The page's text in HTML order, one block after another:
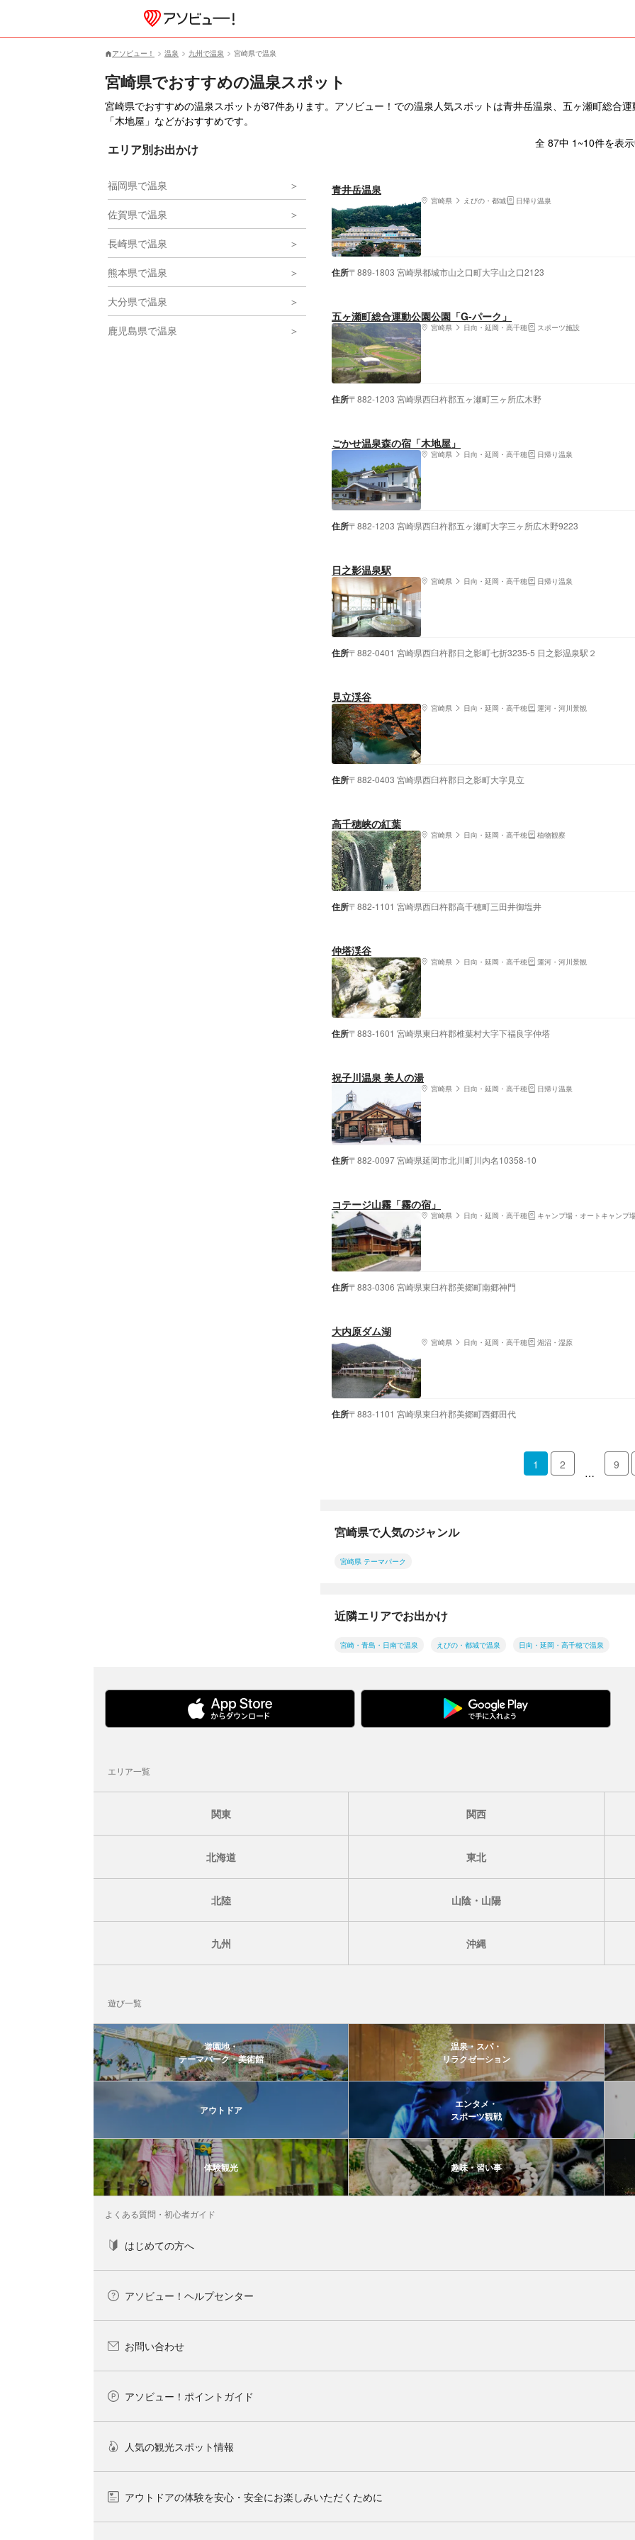
アソビュー！ 温泉 九州で温泉 宮崎県で温泉
宮崎県でおすすめの温泉スポット
宮崎県でおすすめの温泉スポットが87件あります。アソビュー！での温泉人気スポットは青井岳温泉、五ヶ瀬町総合
「木地屋」などがおすすめです。
全 87中 1~10件を表
青井岳温泉
宮崎県 えびの・都城 日帰り温泉
住所〒889-1803 宮崎県都城市山之口町大字山之口2123
五ヶ瀬町総合運動公園公園「G-パーク」
宮崎県 日向・延岡・高千穂 スポーツ施設
住所〒882-1203 宮崎県西臼杵郡五ヶ瀬町三ヶ所広木野
ごかせ温泉森の宿「木地屋」
宮崎県 日向・延岡・高千穂 日帰り温泉
住所〒882-1203 宮崎県西臼杵郡五ヶ瀬町大字三ヶ所広木野9223
日之影温泉駅
宮崎県 日向・延岡・高千穂 日帰り温泉
住所〒882-0401 宮崎県西臼杵郡日之影町七折3235-5 日之影温泉駅２
見立渓谷
宮崎県 日向・延岡・高千穂 運河・河川景観
住所〒882-0403 宮崎県西臼杵郡日之影町大字見立
高千穂峡の紅葉
宮崎県 日向・延岡・高千穂 植物観察
住所〒882-1101 宮崎県西臼杵郡高千穂町三田井御塩井
仲塔渓谷
宮崎県 日向・延岡・高千穂 運河・河川景観
住所〒883-1601 宮崎県東臼杵郡椎葉村大字下福良字仲塔
祝子川温泉 美人の湯
宮崎県 日向・延岡・高千穂 日帰り温泉
住所〒882-0097 宮崎県延岡市北川町川内名10358-10
コテージ山霧「霧の宿」
宮崎県 日向・延岡・高千穂 キャンプ場・オートキャンプ
住所〒883-0306 宮崎県東臼杵郡美郷町南郷神門
大内原ダム湖
宮崎県 日向・延岡・高千穂 湖沼・湿原
住所〒883-1101 宮崎県東臼杵郡美郷町西郷田代
1 2
…
9
宮崎県で人気のジャンル
宮崎県 テーマパーク
近隣エリアでお出かけ
宮崎・青島・日南で温泉 えびの・都城で温泉 日向・延岡・高千穂で温泉
エリア別お出かけ
福岡県で温泉
佐賀県で温泉
長崎県で温泉
熊本県で温泉
大分県で温泉
鹿児島県で温泉
エリア一覧
関東 関西
北海道 東北
北陸 山陰・山陽
九州 沖縄
遊び一覧
遊園地・
テーマパーク・美術館
温泉・スパ・
リラクゼーション
アウトドア
エンタメ・
スポーツ観戦
体験観光 趣味・習い事
よくある質問・初心者ガイド
はじめての方へ
アソビュー！ヘルプセンター
お問い合わせ
アソビュー！ポイントガイド
人気の観光スポット情報
アウトドアの体験を安心・安全にお楽しみいただくために